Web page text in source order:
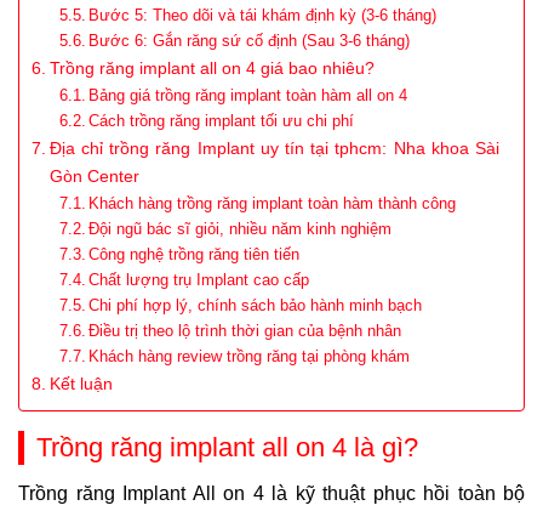
Bước 5: Theo dõi và tái khám định kỳ (3-6 tháng)
Bước 6: Gắn răng sứ cố định (Sau 3-6 tháng)
Trồng răng implant all on 4 giá bao nhiêu?
Bảng giá trồng răng implant toàn hàm all on 4
Cách trồng răng implant tối ưu chi phí
Địa chỉ trồng răng Implant uy tín tại tphcm: Nha khoa Sài
Gòn Center
Khách hàng trồng răng implant toàn hàm thành công
Đội ngũ bác sĩ giỏi, nhiều năm kinh nghiệm
Công nghệ trồng răng tiên tiến
Chất lượng trụ Implant cao cấp
Chi phí hợp lý, chính sách bảo hành minh bạch
Điều trị theo lộ trình thời gian của bệnh nhân
Khách hàng review trồng răng tại phòng khám
Kết luận
Trồng răng implant all on 4 là gì?
Trồng răng Implant All on 4 là kỹ thuật phục hồi toàn bộ